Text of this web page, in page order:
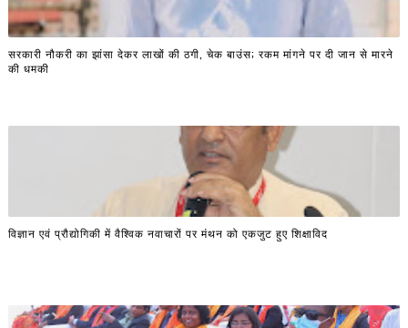
सरकारी नौकरी का झांसा देकर लाखों की ठगी, चेक बाउंस; रकम मांगने पर दी जान से मारने
की धमकी
विज्ञान एवं प्रौद्योगिकी में वैश्विक नवाचारों पर मंथन को एकजुट हुए शिक्षाविद